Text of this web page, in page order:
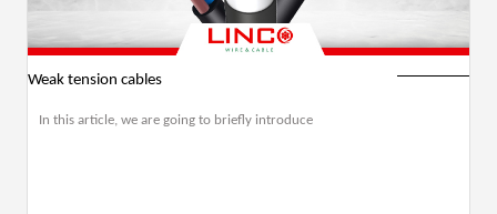
Weak tension cables
In this article, we are going to briefly introduce